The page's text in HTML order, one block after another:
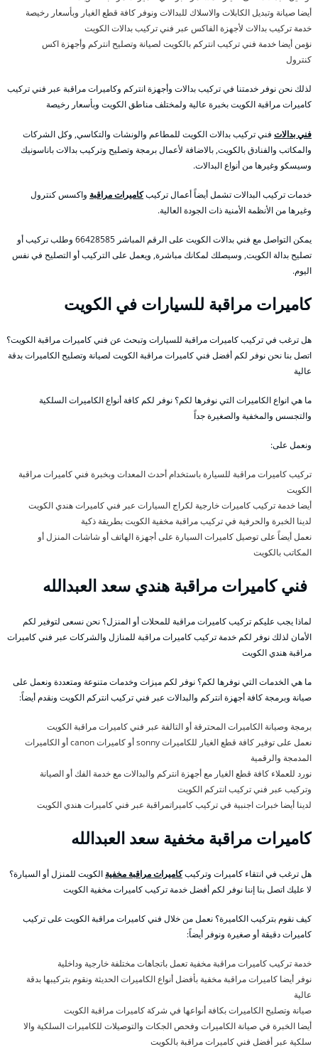
أيضا صيانة وتبديل الكابلات والاسلاك للبدالات ونوفر كافة قطع الغيار وبأسعار رخيصة
خدمة تركيب بدالات لأجهزة الفاكس عبر فني تركيب بدالات الكويت
نؤمن أيضا خدمة فني تركيب انتركم بالكويت لصيانة وتصليح انتركم وأجهزة اكس
كنترول
لذلك نحن نوفر خدمتنا في تركيب بدالات وأجهزة انتركم وكاميرات مراقبة عبر فني تركيب
كاميرات مراقبة الكويت بخبرة عالية ولمختلف مناطق الكويت وبأسعار رخيصة
فني بدالات فني تركيب بدالات الكويت للمطاعم والونشات والتكاسي, وكل الشركات
والمكاتب والفنادق بالكويت, بالاضافة لأعمال برمجة وتصليح وتركيب بدالات باناسونيك
وسيسكو وغيرها من أنواع البدالات.
خدمات تركيب البدالات تشمل أيضاً أعمال تركيبكاميرات مراقبة واكسس كنترول
وغيرها من الأنظمة الأمنية ذات الجودة العالية.
يمكن التواصل مع فني بدالات الكويت على الرقم المباشر 66428585 وطلب تركيب أو
تصليح بدالة الكويت, وسيصلك لمكانك مباشرة, ويعمل على التركيب أو التصليح في نفس
اليوم.
كاميرات مراقبة للسيارات في الكويت
هل ترغب في تركيب كاميرات مراقبة للسيارات وتبحث عن فني كاميرات مراقبة الكويت؟
اتصل بنا نحن نوفر لكم أفضل فني كاميرات مراقبة الكويت لصيانة وتصليح الكاميرات بدقة
عالية
ما هي انواع الكاميرات التي نوفرها لكم؟ نوفر لكم كافة أنواع الكاميرات السلكية
والتجسس والمخفية والصغيرة جداً
ونعمل على:
تركيب كاميرات مراقبة للسيارة باستخدام أحدث المعدات وبخبرة فني كاميرات مراقبة
الكويت
أيضا خدمة تركيب كاميرات خارجية لكراج السيارات عبر فني كاميرات هندي الكويت
لدينا الخبرة والحرفية في تركيب مراقبة مخفية الكويت بطريقة ذكية
نعمل أيضاً على توصيل كاميرات السيارة على أجهزة الهاتف أو شاشات المنزل أو
المكاتب بالكويت
فني كاميرات مراقبة هندي سعد العبدالله
لماذا يجب عليكم تركيب كاميرات مراقبة للمحلات أو المنزل؟ نحن نسعى لتوفير لكم
الأمان لذلك نوفر لكم خدمة تركيب كاميرات مراقبة للمنازل والشركات عبر فني كاميرات
مراقبة هندي الكويت
ما هي الخدمات التي نوفرها لكم؟ نوفر لكم ميزات وخدمات متنوعة ومتعددة ونعمل على
صيانة وبرمجة كافة أجهزة انتركم والبدالات عبر فني تركيب انتركم الكويت ونقدم أيضاً:
برمجة وصيانة الكاميرات المحترقة أو التالفة عبر فني كاميرات مراقبة الكويت
نعمل على توفير كافة قطع الغيار للكاميرات sonny أو كاميرات canon أو الكاميرات
المدمجة والرقمية
نورد للعملاء كافة قطع الغيار مع أجهزة انتركم والبدالات مع خدمة الفك أو الصيانة
وتركيب عبر فني تركيب انتركم الكويت
لدينا أيضا خبرات اجنبية في تركيب كاميراتمراقبة عبر فني كاميرات هندي الكويت
كاميرات مراقبة مخفية سعد العبدالله
هل ترغب في انتقاء كاميرات وتركيبكاميرات مراقبة مخفية الكويت للمنزل أو السيارة؟
لا عليك اتصل بنا إننا نوفر لكم أفضل خدمة تركيب كاميرات مخفية الكويت
كيف نقوم بتركيب الكاميرة؟ نعمل من خلال فني كاميرات مراقبة الكويت على تركيب
كاميرات دقيقة أو صغيرة ونوفر أيضاً:
خدمة تركيب كاميرات مراقبة مخفية تعمل باتجاهات مختلفة خارجية وداخلية
نوفر أيضا كاميرات مراقبة مخفية بأفضل أنواع الكاميرات الحديثة ونقوم بتركيبها بدقة
عالية
صيانة وتصليح الكاميرات بكافة أنواعها في شركة كاميرات مراقبة الكويت
أيضا الخبرة في صيانة الكاميرات وفحص الجكات والتوصيلات للكاميرات السلكية والا
سلكية عبر أفضل فني كاميرات مراقبة بالكويت